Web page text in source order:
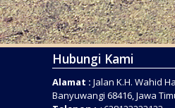
Hubungi Kami
Alamat : Jalan K.H. Wahid
Banyuwangi 68416, Jawa